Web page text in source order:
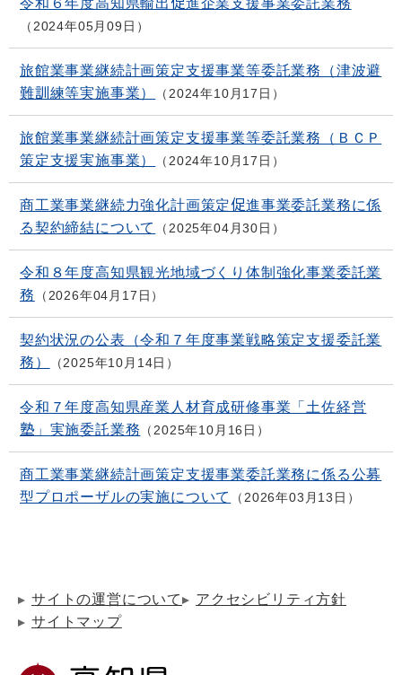
令和６年度高知県輸出促進企業支援事業委託業務
2024年05月09日
旅館業事業継続計画策定支援事業等委託業務（津波避
難訓練等実施事業）
2024年10月17日
旅館業事業継続計画策定支援事業等委託業務（ＢＣＰ
策定支援実施事業）
2024年10月17日
商工業事業継続力強化計画策定促進事業委託業務に係
る契約締結について
2025年04月30日
令和８年度高知県観光地域づくり体制強化事業委託業
務
2026年04月17日
契約状況の公表（令和７年度事業戦略策定支援委託業
務）
2025年10月14日
令和７年度高知県産業人材育成研修事業「土佐経営
塾」実施委託業務
2025年10月16日
商工業事業継続計画策定支援事業委託業務に係る公募
型プロポーザルの実施について
2026年03月13日
サイトの運営について
アクセシビリティ方針
サイトマップ